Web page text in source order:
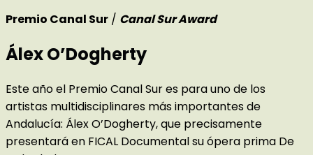
Premio Canal Sur / Canal Sur Award
Álex O’Dogherty
Este año el Premio Canal Sur es para uno de los
artistas multidisciplinares más importantes de
Andalucía: Álex O’Dogherty, que precisamente
presentará en FICAL Documental su ópera prima De